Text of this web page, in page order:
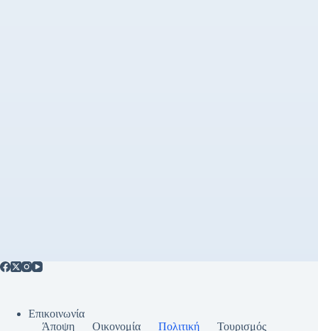
Επικοινωνία
Άποψη
Οικονομία Πολιτική Τουρισμός